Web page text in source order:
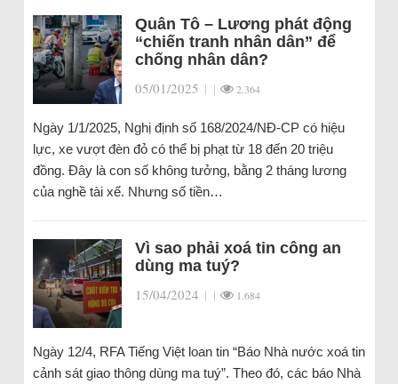
Quân Tô – Lương phát động
“chiến tranh nhân dân” để
chống nhân dân?
05/01/2025 | | 2.364
Ngày 1/1/2025, Nghị định số 168/2024/NĐ-CP có hiệu
lực, xe vượt đèn đỏ có thể bị phạt từ 18 đến 20 triệu
đồng. Đây là con số không tưởng, bằng 2 tháng lương
của nghề tài xế. Nhưng số tiền…
Vì sao phải xoá tin công an
dùng ma tuý?
15/04/2024 | | 1.684
Ngày 12/4, RFA Tiếng Việt loan tin “Báo Nhà nước xoá tin
cảnh sát giao thông dùng ma tuý”. Theo đó, các báo Nhà